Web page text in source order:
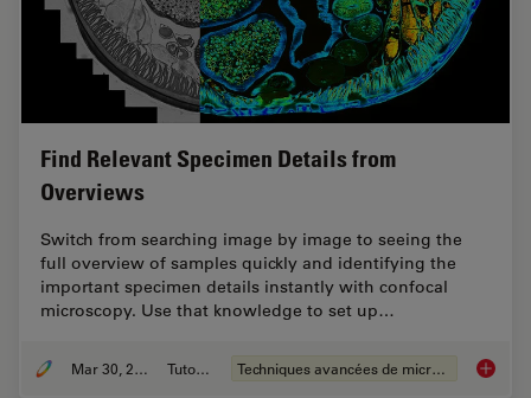
Find Relevant Specimen Details from
Overviews
Switch from searching image by image to seeing the
full overview of samples quickly and identifying the
important specimen details instantly with confocal
microscopy. Use that knowledge to set up…
Mar 30, 2022 Tutoriel Techniques avancées de microscopie Find